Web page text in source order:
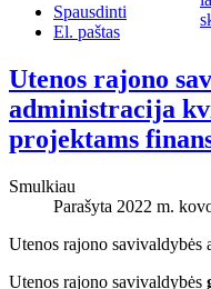
Spausdinti
El. paštas
Utenos rajono
administracija
projektams
Smulkiau
Parašyta 2022 m.
Utenos rajono savivaldybės
Utenos rajono savivaldybės